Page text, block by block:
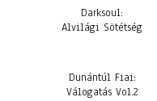
Darksoul:
Alvilági Sötétség
Dunántúl Fiai:
Válogatás Vol.2